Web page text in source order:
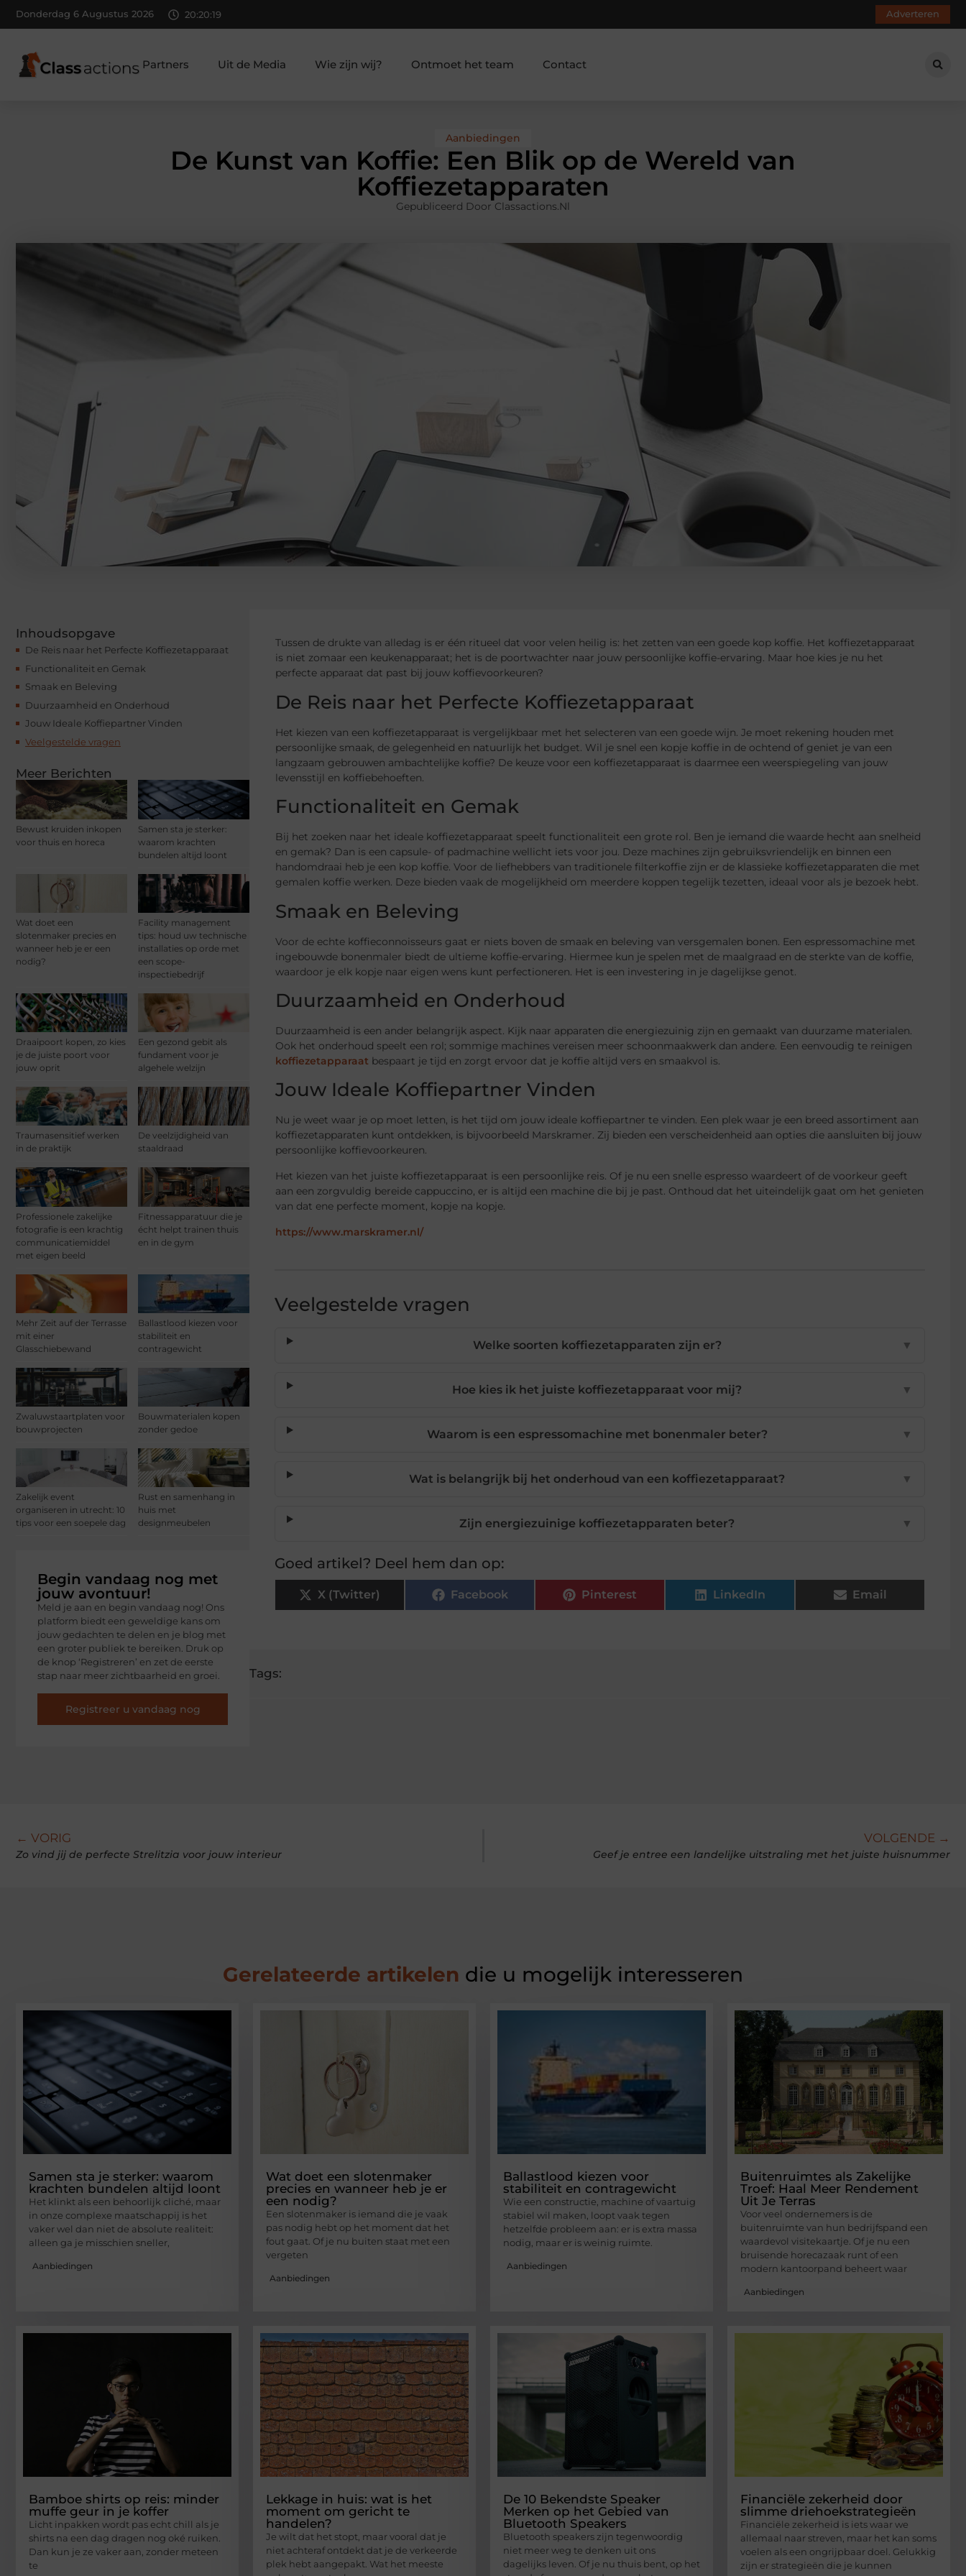
Donderdag 6 Augustus 2026 20:20:20 Adverteren
Partners Uit de Media Wie zijn wij? Ontmoet het team Contact
Aanbiedingen
De Kunst van Koffie: Een Blik op de Wereld van
Koffiezetapparaten
Gepubliceerd Door Classactions.nl
Inhoudsopgave
De Reis naar het Perfecte Koffiezetapparaat
Functionaliteit en Gemak
Smaak en Beleving
Duurzaamheid en Onderhoud
Jouw Ideale Koffiepartner Vinden
Veelgestelde vragen
Meer Berichten
Bewust kruiden inkopen
voor thuis en horeca
Samen sta je sterker:
waarom krachten
bundelen altijd loont
Wat doet een
slotenmaker precies en
wanneer heb je er een
nodig?
Facility management
tips: houd uw technische
installaties op orde met
een scope-
inspectiebedrijf
Draaipoort kopen, zo kies
je de juiste poort voor
jouw oprit
Een gezond gebit als
fundament voor je
algehele welzijn
Traumasensitief werken
in de praktijk
De veelzijdigheid van
staaldraad
Professionele zakelijke
fotografie is een krachtig
communicatiemiddel
met eigen beeld
Fitnessapparatuur die je
écht helpt trainen thuis
en in de gym
Mehr Zeit auf der Terrasse
mit einer
Glasschiebewand
Ballastlood kiezen voor
stabiliteit en
contragewicht
Zwaluwstaartplaten voor
bouwprojecten
Bouwmaterialen kopen
zonder gedoe
Zakelijk event
organiseren in utrecht: 10
tips voor een soepele dag
Rust en samenhang in
huis met
designmeubelen
Begin vandaag nog met
jouw avontuur!
Meld je aan en begin vandaag nog! Ons
platform biedt een geweldige kans om
jouw gedachten te delen en je blog met
een groter publiek te bereiken. Druk op
de knop ‘Registreren’ en zet de eerste
stap naar meer zichtbaarheid en groei.
Registreer u vandaag nog
Tussen de drukte van alledag is er één ritueel dat voor velen heilig is: het zetten van een goede kop koffie. Het koffiezetapparaat
is niet zomaar een keukenapparaat; het is de poortwachter naar jouw persoonlijke koffie-ervaring. Maar hoe kies je nu het
perfecte apparaat dat past bij jouw koffievoorkeuren?
De Reis naar het Perfecte Koffiezetapparaat
Het kiezen van een koffiezetapparaat is vergelijkbaar met het selecteren van een goede wijn. Je moet rekening houden met
persoonlijke smaak, de gelegenheid en natuurlijk het budget. Wil je snel een kopje koffie in de ochtend of geniet je van een
langzaam gebrouwen ambachtelijke koffie? De keuze voor een koffiezetapparaat is daarmee een weerspiegeling van jouw
levensstijl en koffiebehoeften.
Functionaliteit en Gemak
Bij het zoeken naar het ideale koffiezetapparaat speelt functionaliteit een grote rol. Ben je iemand die waarde hecht aan snelheid
en gemak? Dan is een capsule- of padmachine wellicht iets voor jou. Deze machines zijn gebruiksvriendelijk en binnen een
handomdraai heb je een kop koffie. Voor de liefhebbers van traditionele filterkoffie zijn er de klassieke koffiezetapparaten die met
gemalen koffie werken. Deze bieden vaak de mogelijkheid om meerdere koppen tegelijk tezetten, ideaal voor als je bezoek hebt.
Smaak en Beleving
Voor de echte koffieconnoisseurs gaat er niets boven de smaak en beleving van versgemalen bonen. Een espressomachine met
ingebouwde bonenmaler biedt de ultieme koffie-ervaring. Hiermee kun je spelen met de maalgraad en de sterkte van de koffie,
waardoor je elk kopje naar eigen wens kunt perfectioneren. Het is een investering in je dagelijkse genot.
Duurzaamheid en Onderhoud
Duurzaamheid is een ander belangrijk aspect. Kijk naar apparaten die energiezuinig zijn en gemaakt van duurzame materialen.
Ook het onderhoud speelt een rol; sommige machines vereisen meer schoonmaakwerk dan andere. Een eenvoudig te reinigen
koffiezetapparaat bespaart je tijd en zorgt ervoor dat je koffie altijd vers en smaakvol is.
Jouw Ideale Koffiepartner Vinden
Nu je weet waar je op moet letten, is het tijd om jouw ideale koffiepartner te vinden. Een plek waar je een breed assortiment aan
koffiezetapparaten kunt ontdekken, is bijvoorbeeld Marskramer. Zij bieden een verscheidenheid aan opties die aansluiten bij jouw
persoonlijke koffievoorkeuren.
Het kiezen van het juiste koffiezetapparaat is een persoonlijke reis. Of je nu een snelle espresso waardeert of de voorkeur geeft
aan een zorgvuldig bereide cappuccino, er is altijd een machine die bij je past. Onthoud dat het uiteindelijk gaat om het genieten
van dat ene perfecte moment, kopje na kopje.
https://www.marskramer.nl/
Veelgestelde vragen
Welke soorten koffiezetapparaten zijn er? ▼
Hoe kies ik het juiste koffiezetapparaat voor mij? ▼
Waarom is een espressomachine met bonenmaler beter? ▼
Wat is belangrijk bij het onderhoud van een koffiezetapparaat? ▼
Zijn energiezuinige koffiezetapparaten beter? ▼
Goed artikel? Deel hem dan op:
X (Twitter) Facebook Pinterest LinkedIn Email
Tags:
← VORIG
Zo vind jij de perfecte Strelitzia voor jouw interieur
VOLGENDE →
Geef je entree een landelijke uitstraling met het juiste huisnummer
Gerelateerde artikelen die u mogelijk interesseren
Samen sta je sterker: waarom
krachten bundelen altijd loont
Het klinkt als een behoorlijk cliché, maar
in onze complexe maatschappij is het
vaker wel dan niet de absolute realiteit:
alleen ga je misschien sneller,
Aanbiedingen
Wat doet een slotenmaker
precies en wanneer heb je er
een nodig?
Een slotenmaker is iemand die je vaak
pas nodig hebt op het moment dat het
fout gaat. Of je nu buiten staat met een
vergeten
Aanbiedingen
Ballastlood kiezen voor
stabiliteit en contragewicht
Wie een constructie, machine of vaartuig
stabiel wil maken, loopt vaak tegen
hetzelfde probleem aan: er is extra massa
nodig, maar er is weinig ruimte.
Aanbiedingen
Buitenruimtes als Zakelijke
Troef: Haal Meer Rendement
Uit Je Terras
Voor veel ondernemers is de
buitenruimte van hun bedrijfspand een
waardevol visitekaartje. Of je nu een
bruisende horecazaak runt of een
modern kantoorpand beheert waar
Aanbiedingen
Bamboe shirts op reis: minder
muffe geur in je koffer
Licht inpakken wordt pas echt chill als je
shirts na een dag dragen nog oké ruiken.
Dan kun je ze vaker aan, zonder meteen
te
Lekkage in huis: wat is het
moment om gericht te
handelen?
Je wilt dat het stopt, maar vooral dat je
niet achteraf ontdekt dat je de verkeerde
plek hebt aangepakt. Wat het meeste
De 10 Bekendste Speaker
Merken op het Gebied van
Bluetooth Speakers
Bluetooth speakers zijn tegenwoordig
niet meer weg te denken uit ons
dagelijks leven. Of je nu thuis bent, op het
Financiële zekerheid door
slimme driehoekstrategieën
Financiële zekerheid is iets waar we
allemaal naar streven, maar het kan soms
voelen als een ongrijpbaar doel. Gelukkig
zijn er strategieën die je kunnen